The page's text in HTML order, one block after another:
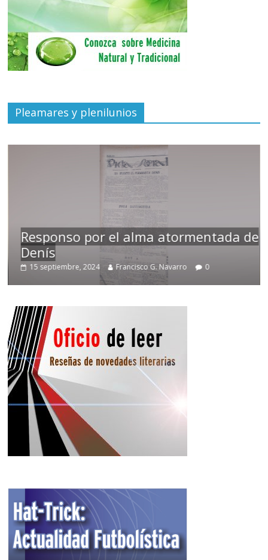
Pleamares y plenilunios
Responso por el alma atormentada de
Denís
15 septiembre, 2024 Francisco G. Navarro 0